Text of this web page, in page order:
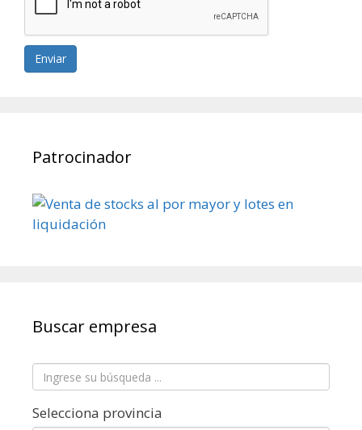
Enviar
Patrocinador
Buscar empresa
Selecciona provincia